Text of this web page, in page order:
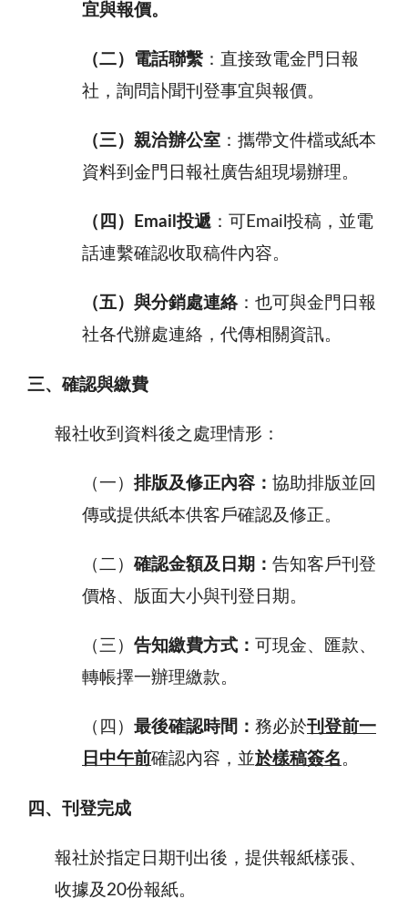
宜與報價。
（二）電話聯繫 ：直接致電金門日報
社，詢問訃聞刊登事宜與報價。
（三）親洽辦公室 ：攜帶文件檔或紙本
資料到金門日報社廣告組現場辦理。
（四） Email投遞 ：可 Email 投稿，並電
話連繫確認收取稿件內容。
（五）與分銷處連絡：也可與金門日報
社各代辦處連絡，代傳相關資訊。
三、確認與繳費
報社收到資料後之處理情形：
（一） 排版及修正內容： 協助排版並回
傳或提供紙本供客戶確認及修正。
（二）確認金額及日期： 告知客戶刊登
價格、版面大小與刊登日期。
（三） 告知繳費方式： 可現金、匯款、
轉帳擇一辦理繳款。
（四） 最後確認時間： 務必於刊登前一
日中午前確認內容，並於樣稿簽名 。
四、刊登完成
報社於指定日期刊出後，提供報紙樣張、
收據及 20份報紙。